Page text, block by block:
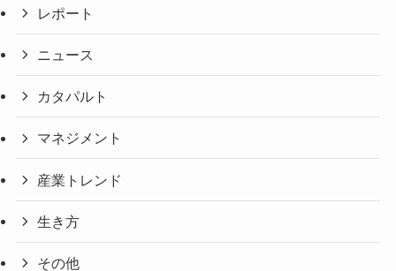
レポート
ニュース
カタパルト
マネジメント
産業トレンド
生き方
その他